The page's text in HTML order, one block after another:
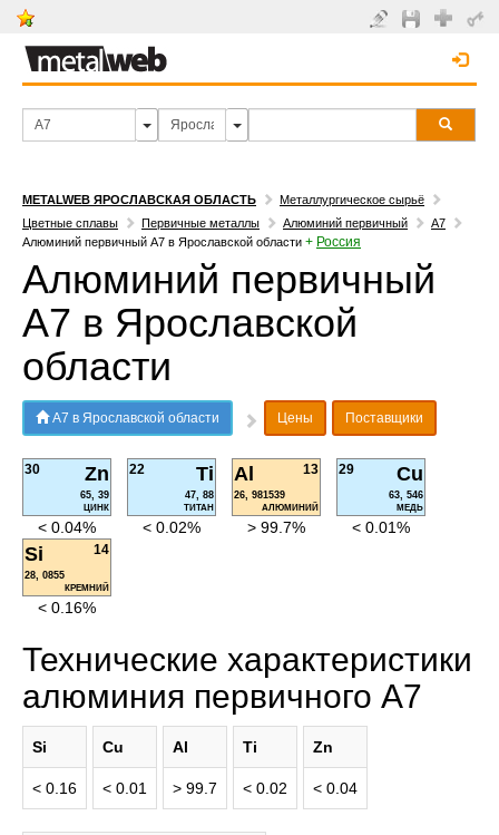
METALWEB ЯРОСЛАВСКАЯ ОБЛАСТЬ
Металлургическое сырьё
Цветные сплавы
Первичные металлы Алюминий первичный
А7
Алюминий первичный А7 в Ярославской области + Россия
Алюминий первичный
А7 в Ярославской
области
А7 в Ярославской области Цены Поставщики
Zn
30
65, 39
ЦИНК
< 0.04%
Ti
22
47, 88
ТИТАН
< 0.02%
Al 13
26, 981539
АЛЮМИНИЙ
> 99.7%
Cu
29
63, 546
МЕДЬ
< 0.01%
Si 14
28, 0855
КРЕМНИЙ
< 0.16%
Технические характеристики
алюминия первичного А7
Si
< 0.16
Cu
< 0.01
Al
> 99.7
Ti
< 0.02
Zn
< 0.04